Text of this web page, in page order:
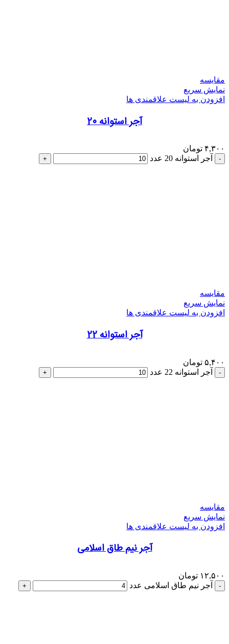
مقایسه
نمایش سریع
افزودن به لیست علاقمندی ها
آجر استوانه 20
۴,۳۰۰ تومان
آجر استوانه 20 عدد
مقایسه
نمایش سریع
افزودن به لیست علاقمندی ها
آجر استوانه 22
۵,۴۰۰ تومان
آجر استوانه 22 عدد
مقایسه
نمایش سریع
افزودن به لیست علاقمندی ها
آجر نیم طاق اسلامی
۱۲,۵۰۰ تومان
آجر نیم طاق اسلامی عدد